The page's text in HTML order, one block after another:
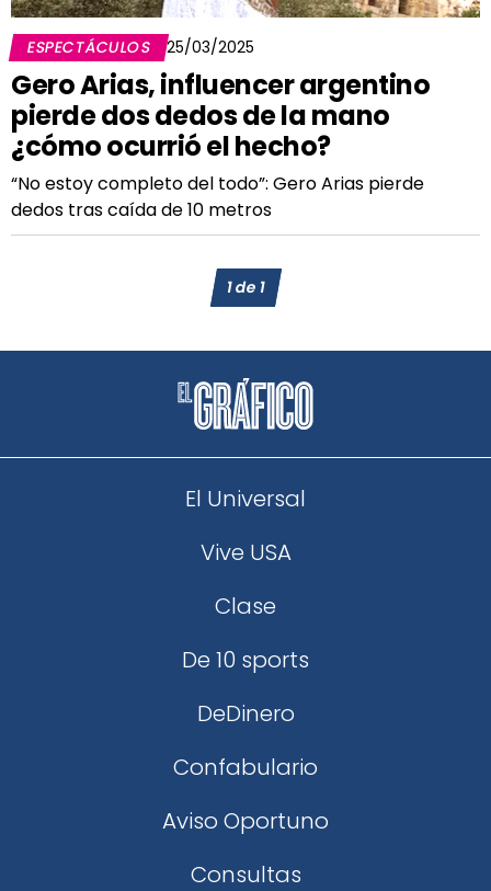
ESPECTÁCULOS 25/03/2025
Gero Arias, influencer argentino
pierde dos dedos de la mano
¿cómo ocurrió el hecho?
“No estoy completo del todo”: Gero Arias pierde
dedos tras caída de 10 metros
1de1
El Universal
Vive USA
Clase
De 10 sports
DeDinero
Confabulario
Aviso Oportuno
Consultas